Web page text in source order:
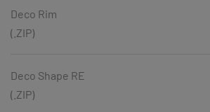
Deco Rim
(.ZIP)
Deco Shape RE
(.ZIP)